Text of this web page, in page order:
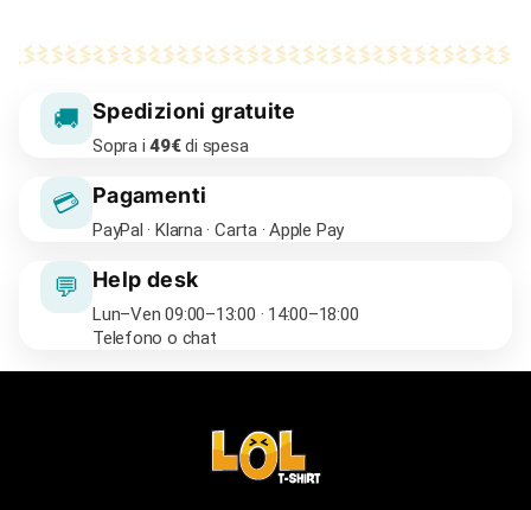
🚚 Spedizioni gratuite
Sopra i49€di spesa
💳 Pagamenti
PayPal · Klarna · Carta · Apple Pay
💬 Help desk
Lun–Ven 09:00–13:00 · 14:00–18:00
Telefono o chat